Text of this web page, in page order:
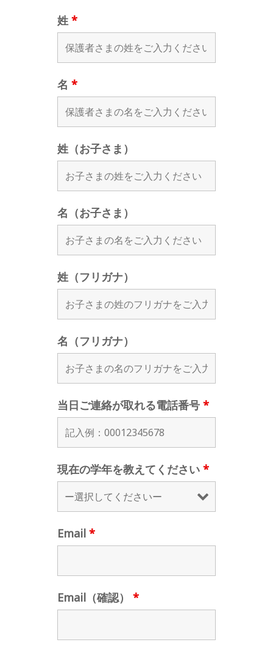
姓 *
名 *
姓（お子さま）
名（お子さま）
姓（フリガナ）
名（フリガナ）
当日ご連絡が取れる電話番号 *
現在の学年を教えてください *
Email *
Email（確認） *